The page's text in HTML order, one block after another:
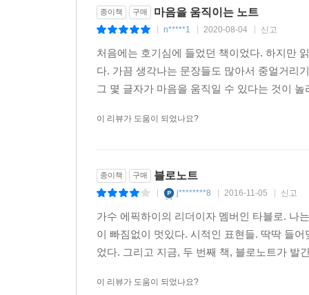
종이책 구매 마음을 움직이는 노트
n*****1 2020-08-04 신고
처음에는 호기심에 들었던 책이었다. 하지만
다. 가끔 생각나는 문장들도 많아서 중얼거리
그 몇 글자가 마음을 움직일 수 있다는 것이
이 리뷰가 도움이 되었나요?
종이책 구매 블로노트
j********8 2016-11-05 신고
가수 에픽하이의 리더이자 멤버인 타블로. 나
이 빠짐없이 멋있다. 시적인 표현들. 딱딱 들
었다. 그리고 지금, 두 번째 책, 블로노트가 발
이 리뷰가 도움이 되었나요?